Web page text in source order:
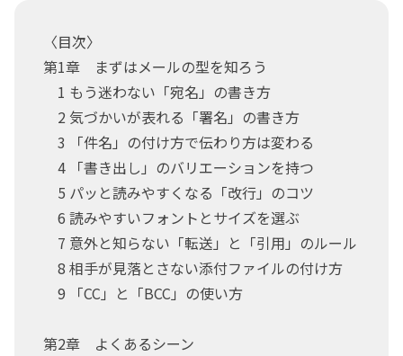
〈目次〉
第1章 まずはメールの型を知ろう
1 もう迷わない「宛名」の書き方
2 気づかいが表れる「署名」の書き方
3 「件名」の付け方で伝わり方は変わる
4 「書き出し」のバリエーションを持つ
5 パッと読みやすくなる「改行」のコツ
6 読みやすいフォントとサイズを選ぶ
7 意外と知らない「転送」と「引用」のルール
8 相手が見落とさない添付ファイルの付け方
9 「CC」と「BCC」の使い方
第2章 よくあるシーン